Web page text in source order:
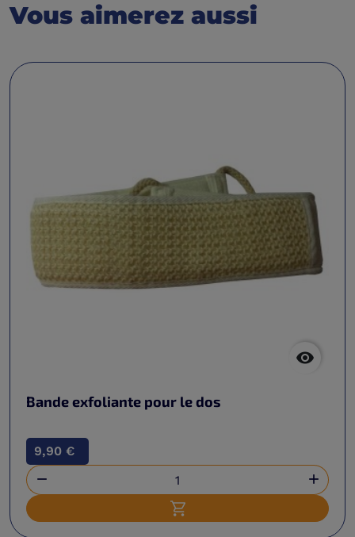
Vous aimerez aussi

Bande exfoliante pour le dos
9,90 €
 
Ajouter au panier